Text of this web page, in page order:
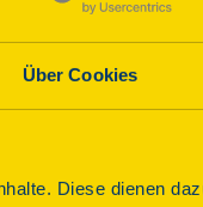
Über Cookies
Diese dienen
19. Jh. Sie ist
dreiflügeliger